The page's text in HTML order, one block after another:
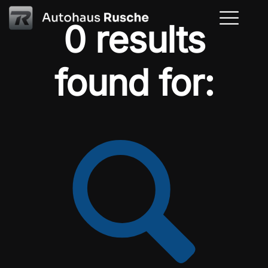
0 results
found for: